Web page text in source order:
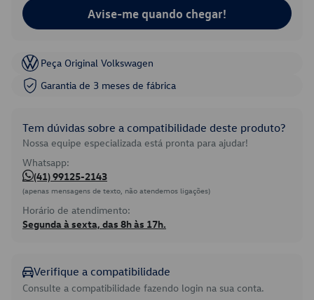
Avise-me quando chegar!
Peça Original Volkswagen
Garantia de 3 meses de fábrica
Tem dúvidas sobre a compatibilidade deste produto?
Nossa equipe especializada está pronta para ajudar!
Whatsapp:
(41) 99125-2143
(apenas mensagens de texto, não atendemos ligações)
Horário de atendimento:
Segunda à sexta, das 8h às 17h.
Verifique a compatibilidade
Consulte a compatibilidade fazendo login na sua conta.